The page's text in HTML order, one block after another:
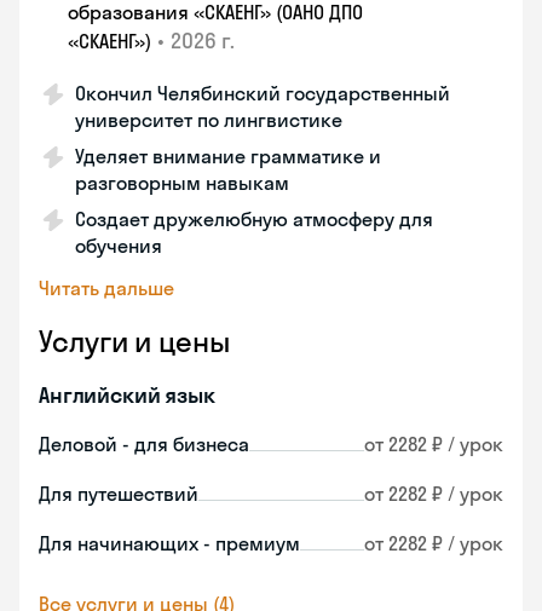
образования «СКАЕНГ» (ОАНО ДПО
«СКАЕНГ») • 2026 г.
Окончил Челябинский государственный
университет по лингвистике
Уделяет внимание грамматике и
разговорным навыкам
Создает дружелюбную атмосферу для
обучения
Читать дальше
Услуги и цены
Английский язык
Деловой - для бизнеса от 2282 ₽ / урок
Для путешествий от 2282 ₽ / урок
Для начинающих - премиум от 2282 ₽ / урок
Все услуги и цены (4)